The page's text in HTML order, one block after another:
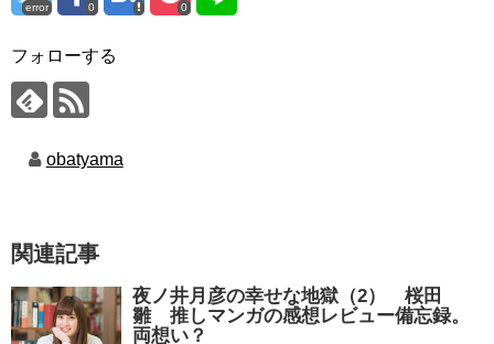
error 0 0
フォローする
obatyama
関連記事
夜ノ井月彦の幸せな地獄（2） 桜田
雛 推しマンガの感想レビュー備忘録。
両想い？